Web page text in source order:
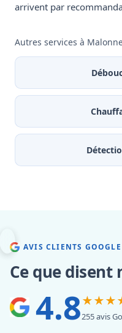
arrivent par
Autres services à
AVIS CLIENTS GOOGLE
Ce que disent
4.8255 avis